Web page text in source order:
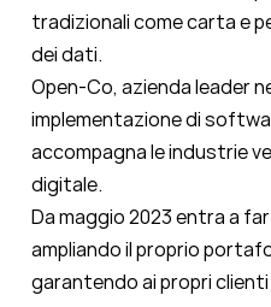
tradizionali come carta e
dei dati.
Open-Co, azienda leader
implementazione di
accompagna le industrie
digitale.
Da maggio 2023 entra a
ampliando il proprio
garantendo ai propri